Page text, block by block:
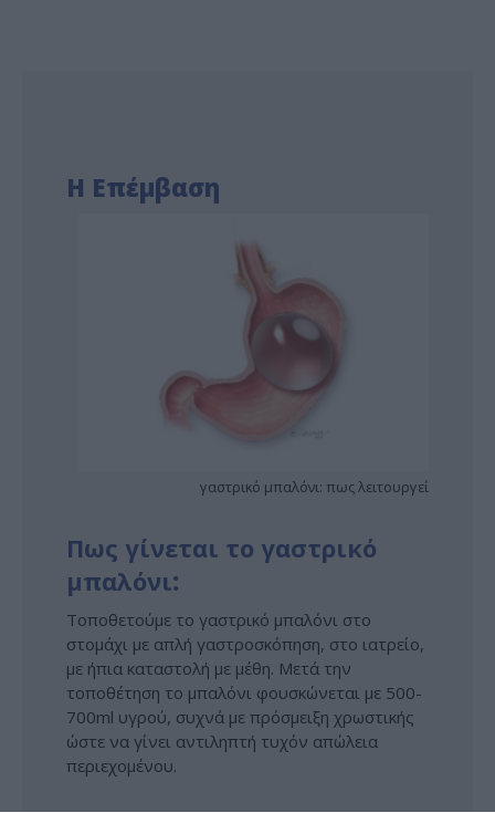
Η Επέμβαση
γαστρικό μπαλόνι: πως λειτουργεί
Πως γίνεται το γαστρικό
μπαλόνι:
Τοποθετούμε το γαστρικό μπαλόνι στο
στομάχι με απλή γαστροσκόπηση, στο ιατρείο,
με ήπια καταστολή με μέθη. Μετά την
τοποθέτηση το μπαλόνι φουσκώνεται με 500-
700ml υγρού, συχνά με πρόσμειξη χρωστικής
ώστε να γίνει αντιληπτή τυχόν απώλεια
περιεχομένου.